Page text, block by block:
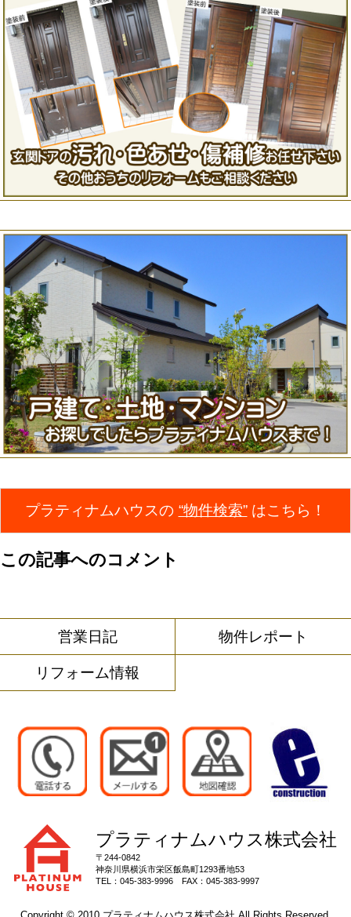
プラティナムハウスの “物件検索” はこちら！
この記事へのコメント
営業日記 物件レポート
リフォーム情報
プラティナムハウス株式会社
〒244-0842
神奈川県横浜市栄区飯島町1293番地53
TEL：045-383-9996 FAX：045-383-9997